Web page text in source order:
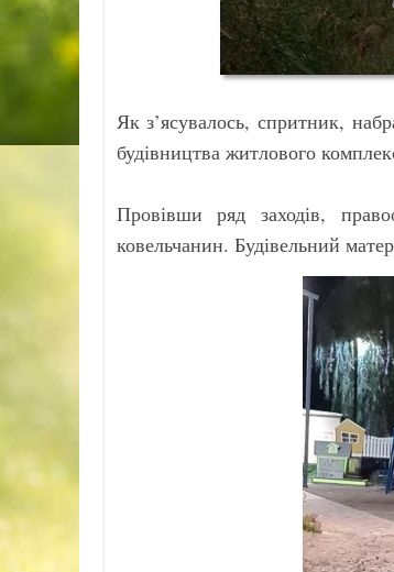
Як з’ясувалось, спритник,
будівництва житлового
Провівши ряд заходів,
ковельчанин. Будівельний